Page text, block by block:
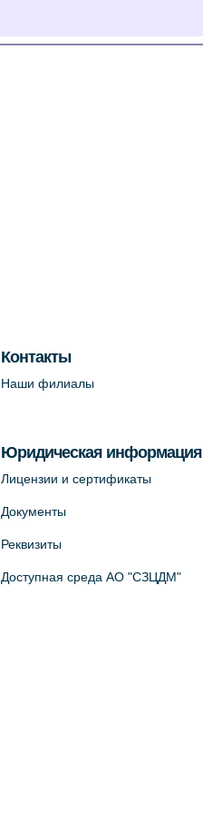
Контакты
Наши филиалы
Юридическая информация
Лицензии и сертификаты
Документы
Реквизиты
Доступная среда АО "СЗЦДМ"